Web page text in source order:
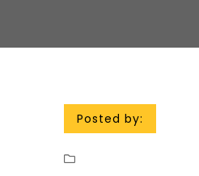
Posted by: